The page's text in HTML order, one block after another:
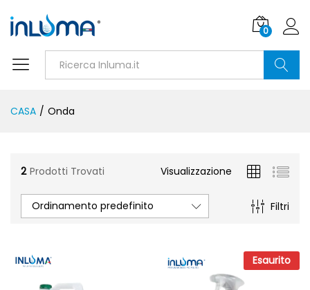
0
CASA / Onda
2 Prodotti Trovati Visualizzazione
Filtri
Ordinamento predefinito
Esaurito